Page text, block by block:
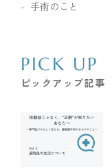
手術のこと
PICK UP
ピックアップ記事